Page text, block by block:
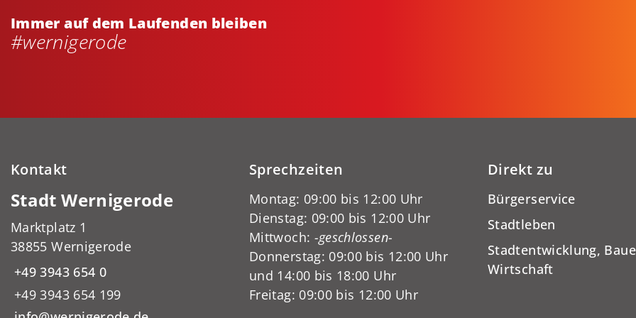
Immer auf dem Laufenden bleiben
#wernigerode
Kontakt
Stadt Wernigerode
Marktplatz 1
38855 Wernigerode
+49 3943 654 0
+49 3943 654 199
Sprechzeiten
Montag: 09:00 bis 12:00 Uhr
Dienstag: 09:00 bis 12:00 Uhr
Mittwoch: -geschlossen-
Donnerstag: 09:00 bis 12:00 Uhr
und 14:00 bis 18:00 Uhr
Freitag: 09:00 bis 12:00 Uhr
Direkt zu
Bürgerservice
Stadtleben
Stadtentwicklung,
Wirtschaft